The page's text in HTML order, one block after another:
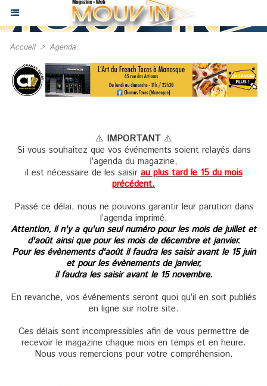
Accueil > Agenda
⚠️ IMPORTANT⚠️
Si vous souhaitez que vos événements soient relayés dans
l’agenda du magazine,
il est nécessaire de les saisir au plus tard le 15 du mois
précédent.
Passé ce délai, nous ne pouvons garantir leur parution dans
l’agenda imprimé.
Attention, il n'y a qu'un seul numéro pour les mois de juillet et
d'août ainsi que pour les mois de décembre et janvier.
Pour les évènements d'août il faudra les saisir avant le 15 juin
et pour les évènements de janvier,
il faudra les saisir avant le 15 novembre.
En revanche, vos événements seront quoi qu’il en soit publiés
en ligne sur notre site.
Ces délais sont incompressibles afin de vous permettre de
recevoir le magazine chaque mois en temps et en heure.
Nous vous remercions pour votre compréhension.